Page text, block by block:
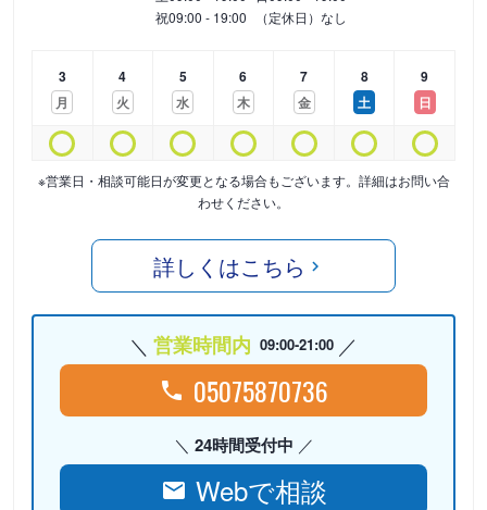
祝09:00 - 19:00 （定休日）なし
3
月
4
火
5
水
6
木
7
金
8
土
9
日
※営業日・相談可能日が変更となる場合もございます。詳細はお問い合
わせください。
詳しくはこちら
営業時間内 09:00-21:00
05075870736
24時間受付中
Webで相談